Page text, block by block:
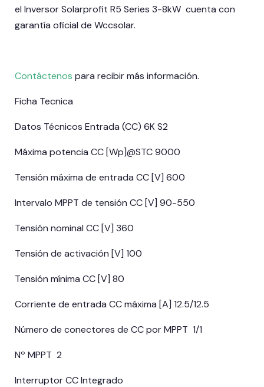
el Inversor Solarprofit R5 Series 3-8kW cuenta con
garantía oficial de Wccsolar.
Contáctenos para recibir más información.
Ficha Tecnica
Datos Técnicos Entrada (CC) 6K S2
Máxima potencia CC [Wp]@STC 9000
Tensión máxima de entrada CC [V] 600
Intervalo MPPT de tensión CC [V] 90-550
Tensión nominal CC [V] 360
Tensión de activación [V] 100
Tensión mínima CC [V] 80
Corriente de entrada CC máxima [A] 12.5/12.5
Número de conectores de CC por MPPT 1/1
Nº MPPT 2
Interruptor CC Integrado